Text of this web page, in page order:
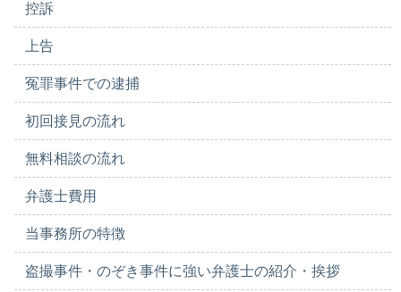
控訴
上告
冤罪事件での逮捕
初回接見の流れ
無料相談の流れ
弁護士費用
当事務所の特徴
盗撮事件・のぞき事件に強い弁護士の紹介・挨拶